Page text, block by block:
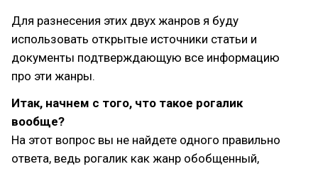
Для разнесения этих двух жанров я буду
использовать открытые источники статьи и
документы подтверждающую все информацию
про эти жанры.
Итак, начнем с того, что такое рогалик
вообще?
На этот вопрос вы не найдете одного правильно
ответа, ведь рогалик как жанр обобщенный,